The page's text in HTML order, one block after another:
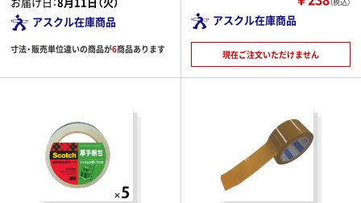
アスクル在庫商品
寸法・販売単位違いの商品が6商品あります
アスクル在庫商品
現在ご注文いただけません